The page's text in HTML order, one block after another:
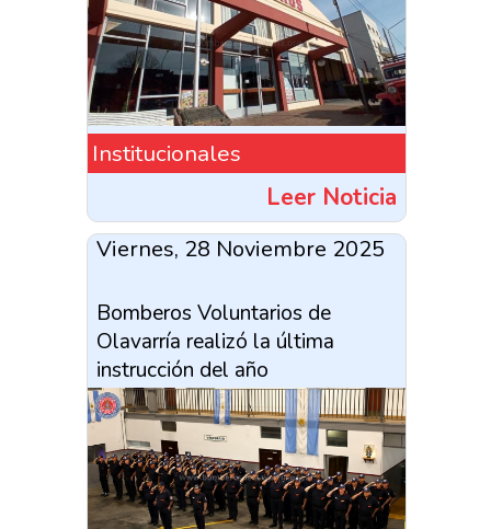
Institucionales
Leer Noticia
Viernes, 28 Noviembre 2025
Bomberos Voluntarios de
Olavarría realizó la última
instrucción del año